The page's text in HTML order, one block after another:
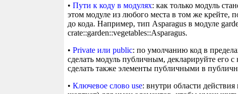
• Пути к коду в модулях: как только модуль
этом модуле из любого места в том же крейте,
до кода. Например, тип Asparagus в модуле
crate::garden::vegetables::Asparagus.
• Private или public: по умолчанию код в
сделать модуль публичным, декларируйте его
сделать также элементы публичными в
• Ключевое слово use: внутри области действия